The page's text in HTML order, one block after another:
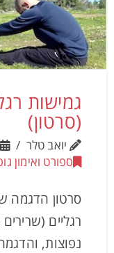
גמישות
(סרטון)
יואב טלר
ספורט ואימון
סרטון הדגמה
רגליים
נפוצות,